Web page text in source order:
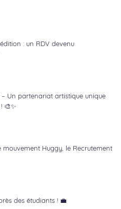
édition : un RDV devenu
– Un partenariat artistique unique
🎨✨
mouvement Huggy, le Recrutement
des étudiants ! 💼